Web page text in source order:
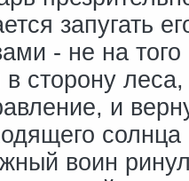
запугать
- не на
в сторону
и
солнца
воин